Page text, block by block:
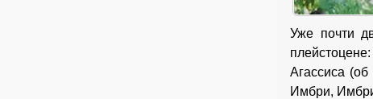
Уже почти
Агассиса
Имбри,